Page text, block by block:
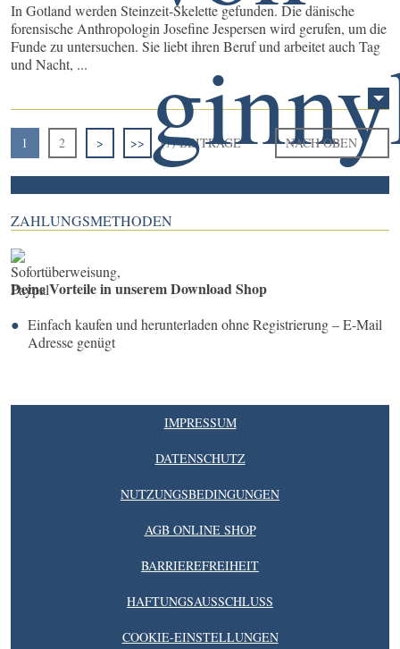
In Gotland werden Steinzeit-Skelette gefunden. Die dänische
forensische Anthropologin Josefine Jespersen wird gerufen, um die
Funde zu untersuchen. Sie liebt ihren Beruf und arbeitet auch Tag
und Nacht, ...
1 2 > >> (7) BEITRÄGE NACH OBEN
ZAHLUNGSMETHODEN
Deine Vorteile in unserem Download Shop
Einfach kaufen und herunterladen ohne Registrierung – E-Mail
Adresse genügt
IMPRESSUM
DATENSCHUTZ
NUTZUNGSBEDINGUNGEN
AGB ONLINE SHOP
BARRIEREFREIHEIT
HAFTUNGSAUSSCHLUSS
COOKIE-EINSTELLUNGEN